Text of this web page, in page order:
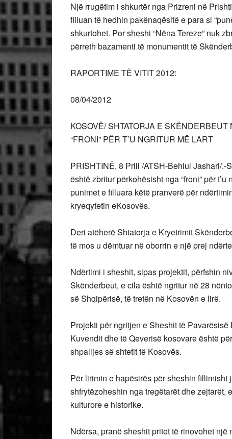
Një rrugëtim i shkurtër nga Prizreni në
filluan të hedhin pakënaqësitë e para si
shkurtohet. Por sheshi “Nëna Tereze” nuk
përreth bazamenti të monumentit të
RAPORTIME TË VITIT 2012:
08/04/2012
KOSOVË/ SHTATORJA E
“FRONI” PËR T’U NGRITUR MË LART
PRISHTINË, 8 Prill /ATSH-Behlul Jashari/
është zbritur përkohësisht nga “froni” për
punimet e filluara këtë pranverë për
kryeqytetin eKosovës.
Deri atëherë Shtatorja e Kryetrimit
të mos u dëmtuar në oborrin e një prej
Ndërtimi i sheshit, sipas projektit, përfshin
Skënderbeut, e cila është ngritur në 28
së Shqipërisë, të tretën në Kosovën e lirë.
Projekti për ngritjen e Sheshit të
Kuvendit dhe të Qeverisë kosovare është
shpalljes së shtetit të Kosovës.
Për lirimin e hapësirës për sheshin
shfrytëzoheshin nga tregëtarët dhe
kulturore e historike.
Ndërsa, pranë sheshit pritet të rinovohet